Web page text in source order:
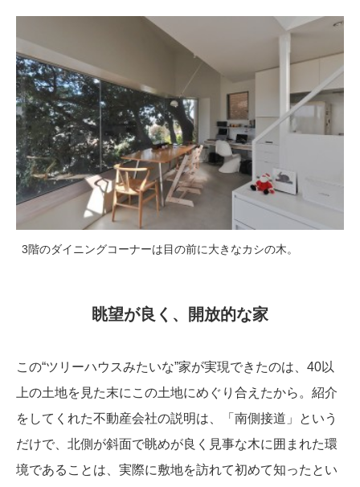
3階のダイニングコーナーは目の前に大きなカシの木。
眺望が良く、開放的な家
この“ツリーハウスみたいな”家が実現できたのは、40以
上の土地を見た末にこの土地にめぐり合えたから。紹介
をしてくれた不動産会社の説明は、「南側接道」という
だけで、北側が斜面で眺めが良く見事な木に囲まれた環
境であることは、実際に敷地を訪れて初めて知ったとい